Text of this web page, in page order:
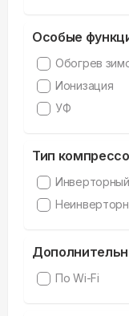
Особые
Обогрев
Ионизация
УФ
Тип
Инверторный
По Wi-Fi